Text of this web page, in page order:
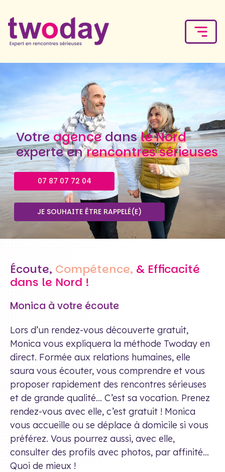
Votre agencedansle Nord
experte enrencontres sérieuses
07 87 07 72 04
JE SOUHAITE ÊTRE RAPPELÉ(E)
Écoute, Compétence, & Efficacité
dans le Nord !
Monica à votre écoute
Lors d’un rendez-vous découverte gratuit,
Monica vous expliquera la méthode Twoday en
direct. Formée aux relations humaines, elle
saura vous écouter, vous comprendre et vous
proposer rapidement des rencontres sérieuses
et de grande qualité… C’est sa vocation. Prenez
rendez-vous avec elle, c’est gratuit ! Monica
vous accueille ou se déplace à domicile si vous
préférez. Vous pourrez aussi, avec elle,
consulter des profils avec photos, par affinité…
Quoi de mieux !